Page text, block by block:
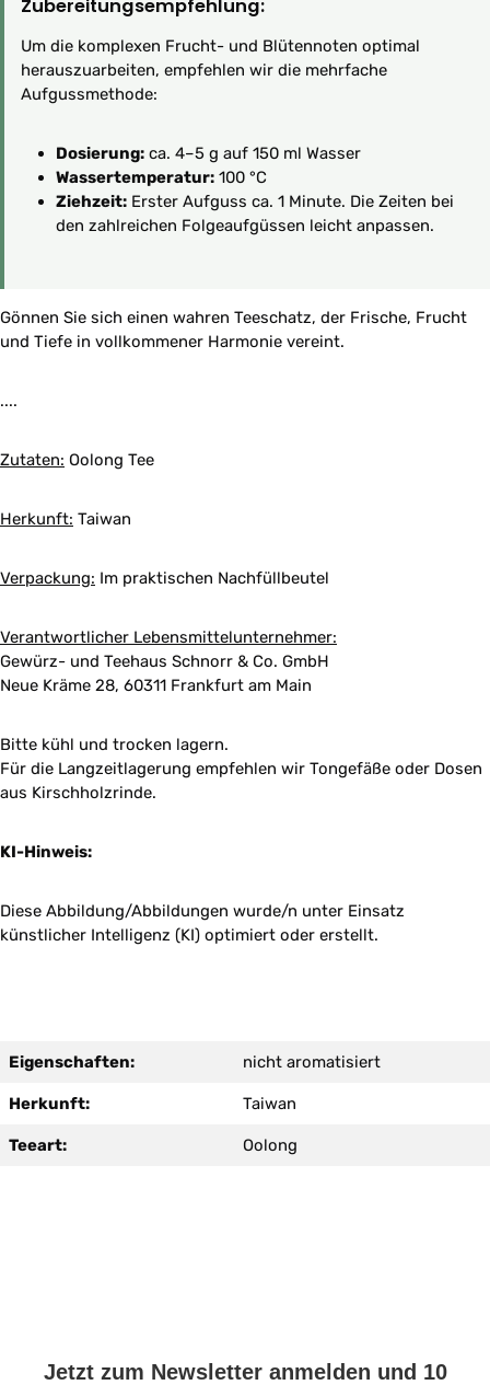
Zubereitungsempfehlung:
Um die komplexen Frucht- und Blütennoten optimal
herauszuarbeiten, empfehlen wir die mehrfache
Aufgussmethode:
Dosierung: ca. 4–5 g auf 150 ml Wasser
Wassertemperatur: 100 °C
Ziehzeit: Erster Aufguss ca. 1 Minute. Die Zeiten bei
den zahlreichen Folgeaufgüssen leicht anpassen.
Gönnen Sie sich einen wahren Teeschatz, der Frische, Frucht
und Tiefe in vollkommener Harmonie vereint.
....
Zutaten: Oolong Tee
Herkunft: Taiwan
Verpackung: Im praktischen Nachfüllbeutel
Verantwortlicher Lebensmittelunternehmer:
Gewürz- und Teehaus Schnorr & Co. GmbH
Neue Kräme 28, 60311 Frankfurt am Main
Bitte kühl und trocken lagern.
Für die Langzeitlagerung empfehlen wir Tongefäße oder Dosen
aus Kirschholzrinde.
KI-Hinweis:
Diese Abbildung/Abbildungen wurde/n unter Einsatz
künstlicher Intelligenz (KI) optimiert oder erstellt.
Eigenschaften: nicht aromatisiert
Herkunft: Taiwan
Teeart: Oolong
Jetzt zum Newsletter anmelden und 10